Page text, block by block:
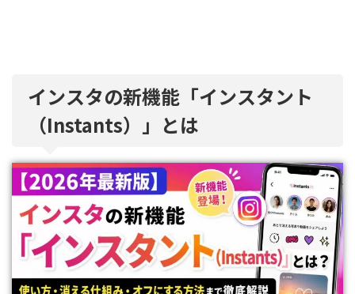
インスタの新機能「インスタント
（Instants）」とは